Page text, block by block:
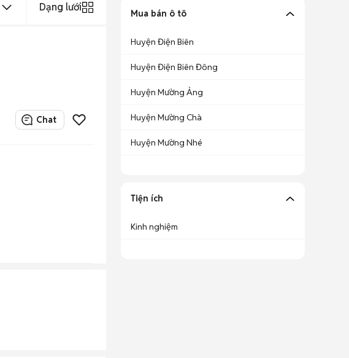
Dạng lưới
Chat
Mua bán ô tô
Huyện Điện Biên
Huyện Điện Biên Đông
Huyện Mường Ảng
Huyện Mường Chà
Huyện Mường Nhé
Tiện ích
Kinh nghiệm